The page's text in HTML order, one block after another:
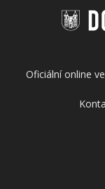
Oficiální online